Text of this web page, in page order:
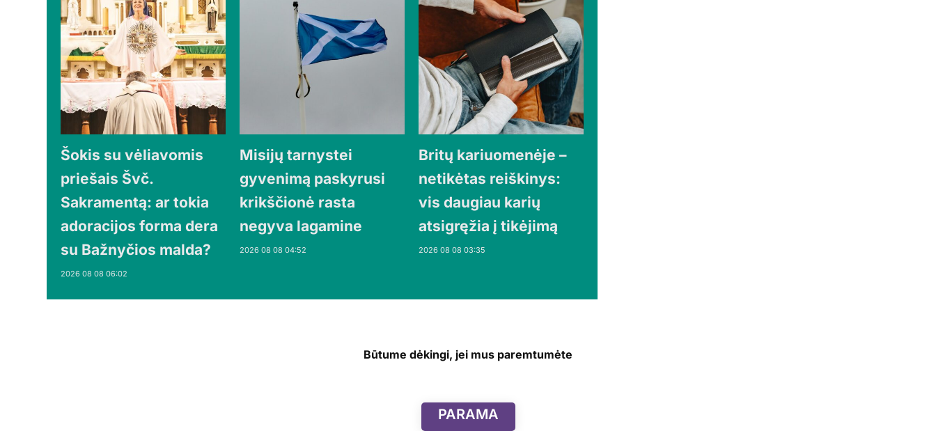
Šokis su vėliavomis
priešais Švč.
Sakramentą: ar tokia
adoracijos forma dera
su Bažnyčios malda?
2026 08 08 06:02
Misijų tarnystei
gyvenimą paskyrusi
krikščionė rasta
negyva lagamine
2026 08 08 04:52
Britų kariuomenėje –
netikėtas reiškinys:
vis daugiau karių
atsigręžia į tikėjimą
2026 08 08 03:35
Būtume dėkingi, jei mus paremtumėte
PARAMA